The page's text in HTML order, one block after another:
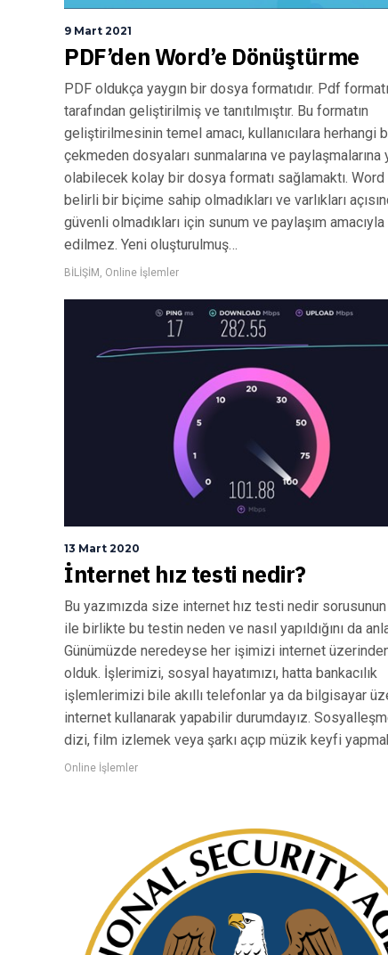
9 Mart 2021
PDF’den Word’e Dönüştürme
PDF oldukça yaygın bir dosya formatıdır. Pdf
tarafından geliştirilmiş ve tanıtılmıştır. Bu formatın
geliştirilmesinin temel amacı, kullanıcılara herhangi
çekmeden dosyaları sunmalarına ve paylaşmalarına
olabilecek kolay bir dosya formatı sağlamaktı. Word
belirli bir biçime sahip olmadıkları ve varlıkları
güvenli olmadıkları için sunum ve paylaşım
edilmez. Yeni oluşturulmuş…
BİLİŞİM, Online İşlemler
13 Mart 2020
İnternet hız testi nedir?
Bu yazımızda size internet hız testi nedir sorusunun
ile birlikte bu testin neden ve nasıl yapıldığını da
Günümüzde neredeyse her işimizi internet
olduk. İşlerimizi, sosyal hayatımızı, hatta bankacılık
işlemlerimizi bile akıllı telefonlar ya da bilgisayar
internet kullanarak yapabilir durumdayız.
dizi, film izlemek veya şarkı açıp müzik keyfi
Online İşlemler